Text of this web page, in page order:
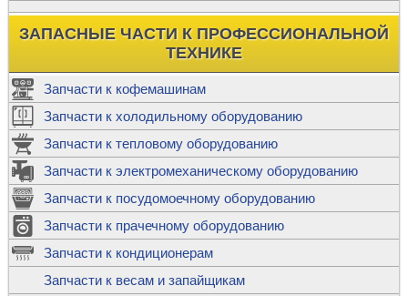
ЗАПАСНЫЕ ЧАСТИ К ПРОФЕССИОНАЛЬНОЙ
ТЕХНИКЕ
Запчасти к кофемашинам
Запчасти к холодильному оборудованию
Запчасти к тепловому оборудованию
Запчасти к электромеханическому оборудованию
Запчасти к посудомоечному оборудованию
Запчасти к прачечному оборудованию
Запчасти к кондиционерам
Запчасти к весам и запайщикам